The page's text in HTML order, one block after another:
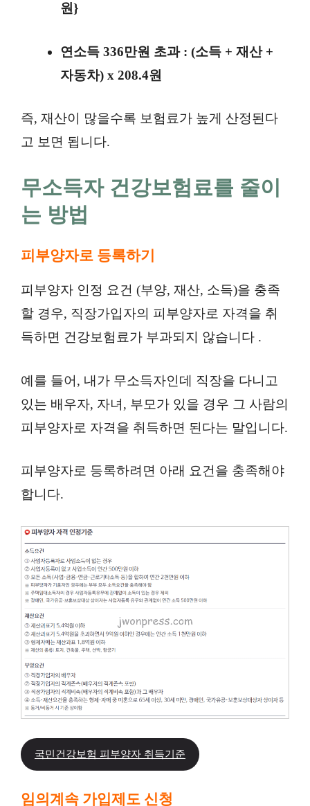
원}
연소득 336만원 초과 : (소득 + 재산 +
자동차) x 208.4원
즉, 재산이 많을수록 보험료가 높게 산정된다
고 보면 됩니다.
무소득자 건강보험료를 줄이
는 방법
피부양자로 등록하기
피부양자 인정 요건 (부양, 재산, 소득)을 충족
할 경우, 직장가입자의 피부양자로 자격을 취
득하면 건강보험료가 부과되지 않습니다 .
예를 들어, 내가 무소득자인데 직장을 다니고
있는 배우자, 자녀, 부모가 있을 경우 그 사람의
피부양자로 자격을 취득하면 된다는 말입니다.
피부양자로 등록하려면 아래 요건을 충족해야
합니다.
국민건강보험 피부양자 취득기준
임의계속 가입제도 신청